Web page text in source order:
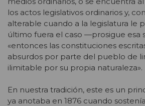
los actos legislativos ordinarios y,
alterable cuando a la legislatura le
último fuera el caso —prosigue esa
«entonces las constituciones
absurdos por parte del pueblo de
ilimitable por su propia naturaleza».
En nuestra tradición, este es un
ya anotaba en 1876 cuando